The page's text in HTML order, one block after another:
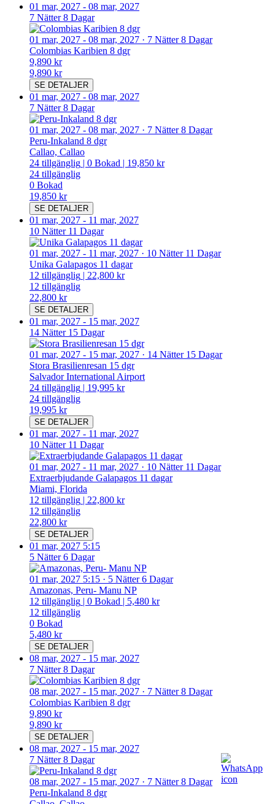
01 mar, 2027 - 08 mar, 2027
7 Nätter 8 Dagar
01 mar, 2027 - 08 mar, 2027 · 7 Nätter 8 Dagar
Colombias Karibien 8 dgr
9,890 kr
9,890 kr
SE DETALJER
01 mar, 2027 - 08 mar, 2027
7 Nätter 8 Dagar
01 mar, 2027 - 08 mar, 2027 · 7 Nätter 8 Dagar
Peru-Inkaland 8 dgr
Callao, Callao
24 tillgänglig | 0 Bokad | 19,850 kr
24 tillgänglig
0 Bokad
19,850 kr
SE DETALJER
01 mar, 2027 - 11 mar, 2027
10 Nätter 11 Dagar
01 mar, 2027 - 11 mar, 2027 · 10 Nätter 11 Dagar
Unika Galapagos 11 dagar
12 tillgänglig | 22,800 kr
12 tillgänglig
22,800 kr
SE DETALJER
01 mar, 2027 - 15 mar, 2027
14 Nätter 15 Dagar
01 mar, 2027 - 15 mar, 2027 · 14 Nätter 15 Dagar
Stora Brasilienresan 15 dgr
Salvador International Airport
24 tillgänglig | 19,995 kr
24 tillgänglig
19,995 kr
SE DETALJER
01 mar, 2027 - 11 mar, 2027
10 Nätter 11 Dagar
01 mar, 2027 - 11 mar, 2027 · 10 Nätter 11 Dagar
Extraerbjudande Galapagos 11 dagar
Miami, Florida
12 tillgänglig | 22,800 kr
12 tillgänglig
22,800 kr
SE DETALJER
01 mar, 2027 5:15
5 Nätter 6 Dagar
01 mar, 2027 5:15 · 5 Nätter 6 Dagar
Amazonas, Peru- Manu NP
12 tillgänglig | 0 Bokad | 5,480 kr
12 tillgänglig
0 Bokad
5,480 kr
SE DETALJER
08 mar, 2027 - 15 mar, 2027
7 Nätter 8 Dagar
08 mar, 2027 - 15 mar, 2027 · 7 Nätter 8 Dagar
Colombias Karibien 8 dgr
9,890 kr
9,890 kr
SE DETALJER
08 mar, 2027 - 15 mar, 2027
7 Nätter 8 Dagar
08 mar, 2027 - 15 mar, 2027 · 7 Nätter 8 Dagar
Peru-Inkaland 8 dgr